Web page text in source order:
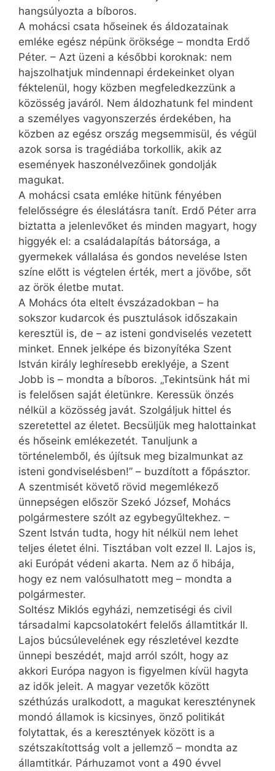
hangsúlyozta a bíboros.
A mohácsi csata hőseinek és áldozatainak
emléke egész népünk öröksége – mondta Erdő
Péter. – Azt üzeni a későbbi koroknak: nem
hajszolhatjuk mindennapi érdekeinket olyan
féktelenül, hogy közben megfeledkezzünk a
közösség javáról. Nem áldozhatunk fel mindent
a személyes vagyonszerzés érdekében, ha
közben az egész ország megsemmisül, és végül
azok sorsa is tragédiába torkollik, akik az
események haszonélvezőinek gondolják
magukat.
A mohácsi csata emléke hitünk fényében
felelősségre és éleslátásra tanít. Erdő Péter arra
biztatta a jelenlevőket és minden magyart, hogy
higgyék el: a családalapítás bátorsága, a
gyermekek vállalása és gondos nevelése Isten
színe előtt is végtelen érték, mert a jövőbe, sőt
az örök életbe mutat.
A Mohács óta eltelt évszázadokban – ha
sokszor kudarcok és pusztulások időszakain
keresztül is, de – az isteni gondviselés vezetett
minket. Ennek jelképe és bizonyítéka Szent
István király leghíresebb ereklyéje, a Szent
Jobb is – mondta a bíboros. „Tekintsünk hát mi
is felelősen saját életünkre. Keressük önzés
nélkül a közösség javát. Szolgáljuk hittel és
szeretettel az életet. Becsüljük meg halottainkat
és hőseink emlékezetét. Tanuljunk a
történelemből, és újítsuk meg bizalmunkat az
isteni gondviselésben!” – buzdított a főpásztor.
A szentmisét követő rövid megemlékező
ünnepségen először Szekó József, Mohács
polgármestere szólt az egybegyűltekhez. –
Szent István tudta, hogy hit nélkül nem lehet
teljes életet élni. Tisztában volt ezzel II. Lajos is,
aki Európát védeni akarta. Nem az ő hibája,
hogy ez nem valósulhatott meg – mondta a
polgármester.
Soltész Miklós egyházi, nemzetiségi és civil
társadalmi kapcsolatokért felelős államtitkár II.
Lajos búcsúlevelének egy részletével kezdte
ünnepi beszédét, majd arról szólt, hogy az
akkori Európa nagyon is figyelmen kívül hagyta
az idők jeleit. A magyar vezetők között
széthúzás uralkodott, a magukat kereszténynek
mondó államok is kicsinyes, önző politikát
folytattak, és a keresztények között is a
szétszakítottság volt a jellemző – mondta az
államtitkár. Párhuzamot vont a 490 évvel